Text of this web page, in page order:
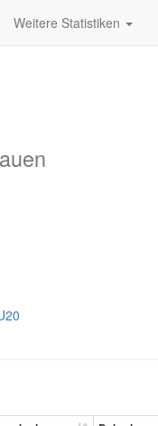
Weitere Statistiken